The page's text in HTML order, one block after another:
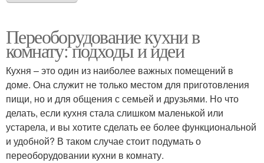
Переоборудование кухни в
комнату: подходы и идеи
Кухня – это один из наиболее важных помещений в
доме. Она служит не только местом для приготовления
пищи, но и для общения с семьей и друзьями. Но что
делать, если кухня стала слишком маленькой или
устарела, и вы хотите сделать ее более функциональной
и удобной? В таком случае стоит подумать о
переоборудовании кухни в комнату.